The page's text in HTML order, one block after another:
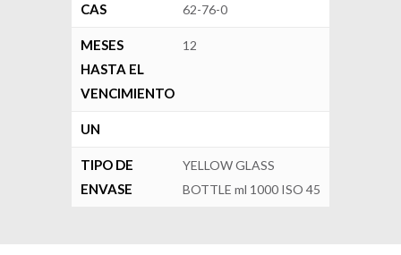
CAS 62-76-0
MESES
HASTA EL
VENCIMIENTO
12
UN
TIPO DE
ENVASE
YELLOW GLASS
BOTTLE ml 1000 ISO 45